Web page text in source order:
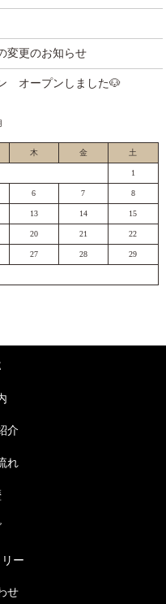
変更のお知らせ
オープンしました🐶
木 金 土
1
6 7 8
13 14 15
20 21 22
27 28 29
介
れ
ー
せ